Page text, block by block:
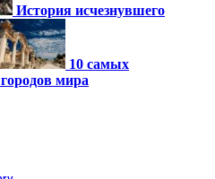
История исчезнувшего
10 самых
мира